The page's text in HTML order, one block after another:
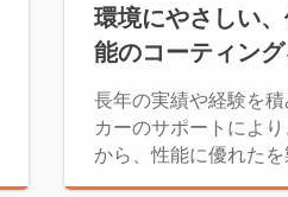
環境にやさしい
能のコーティン
長年の実績や経験を
カーのサポートによ
から、性能に優れたを